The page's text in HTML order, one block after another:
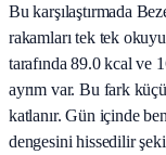
Bu karşılaştırmada
rakamları tek tek
tarafında 89.0 kcal ve
ayrım var. Bu fark
katlanır. Gün içinde
dengesini hissedilir